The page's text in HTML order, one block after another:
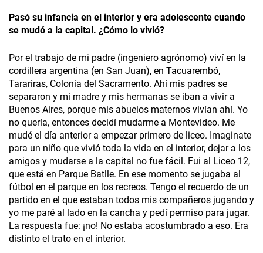
Pasó su infancia en el interior y era adolescente cuando
se mudó a la capital. ¿Cómo lo vivió?
Por el trabajo de mi padre (ingeniero agrónomo) viví en la
cordillera argentina (en San Juan), en Tacuarembó,
Tarariras, Colonia del Sacramento. Ahí mis padres se
separaron y mi madre y mis hermanas se iban a vivir a
Buenos Aires, porque mis abuelos maternos vivían ahí. Yo
no quería, entonces decidí mudarme a Montevideo. Me
mudé el día anterior a empezar primero de liceo. Imaginate
para un niño que vivió toda la vida en el interior, dejar a los
amigos y mudarse a la capital no fue fácil. Fui al Liceo 12,
que está en Parque Batlle. En ese momento se jugaba al
fútbol en el parque en los recreos. Tengo el recuerdo de un
partido en el que estaban todos mis compañeros jugando y
yo me paré al lado en la cancha y pedí permiso para jugar.
La respuesta fue: ¡no! No estaba acostumbrado a eso. Era
distinto el trato en el interior.